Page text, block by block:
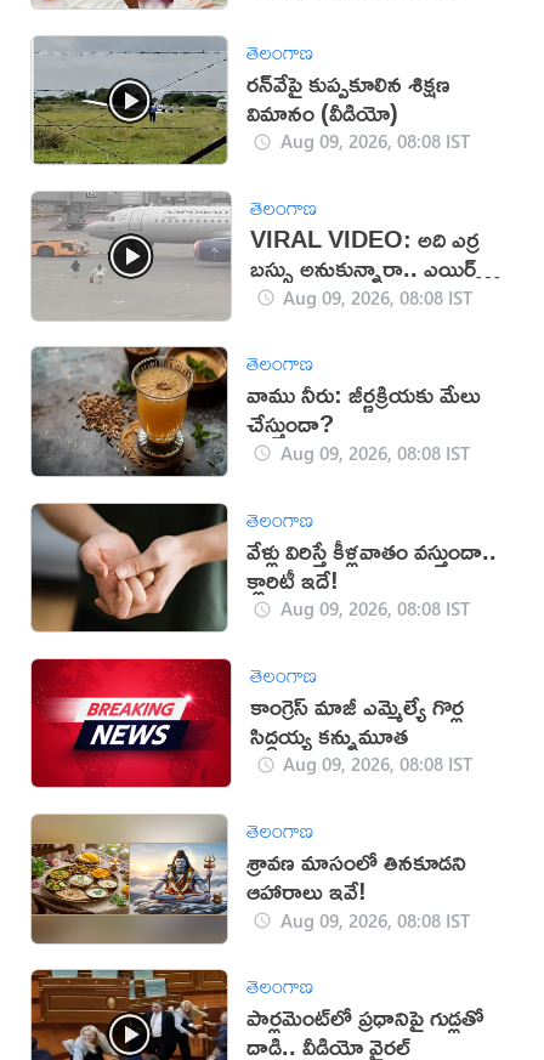
తెలంగాణ
రన్‌వేపై కుప్పకూలిన శిక్షణ
విమానం (వీడియో)
Aug 09, 2026, 08:08 IST
తెలంగాణ
VIRAL VIDEO: అది ఎర్ర
బస్సు అనుకున్నారా.. ఎయిర్
బస్సు అనుకున్నారా!
Aug 09, 2026, 08:08 IST
తెలంగాణ
వాము నీరు: జీర్ణక్రియకు మేలు
చేస్తుందా?
Aug 09, 2026, 08:08 IST
తెలంగాణ
వేళ్లు విరిస్తే కీళ్లవాతం వస్తుందా..
క్లారిటీ ఇదే!
Aug 09, 2026, 08:08 IST
తెలంగాణ
కాంగ్రెస్ మాజీ ఎమ్మెల్యే గొర్ల
సిద్ధయ్య కన్నుమూత
Aug 09, 2026, 08:08 IST
తెలంగాణ
శ్రావణ మాసంలో తినకూడని
ఆహారాలు ఇవే!
Aug 09, 2026, 08:08 IST
తెలంగాణ
పార్లమెంట్‌లో ప్రధానిపై గుడ్లతో
దాడి.. వీడియో వైరల్